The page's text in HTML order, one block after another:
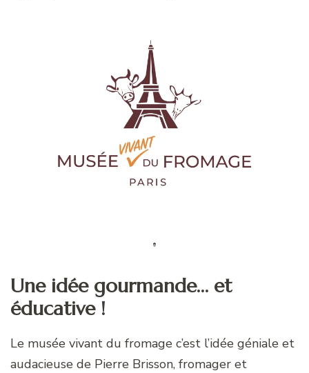
Une idée gourmande… et
éducative !
Le musée vivant du fromage c’est l’idée géniale et
audacieuse de Pierre Brisson, fromager et